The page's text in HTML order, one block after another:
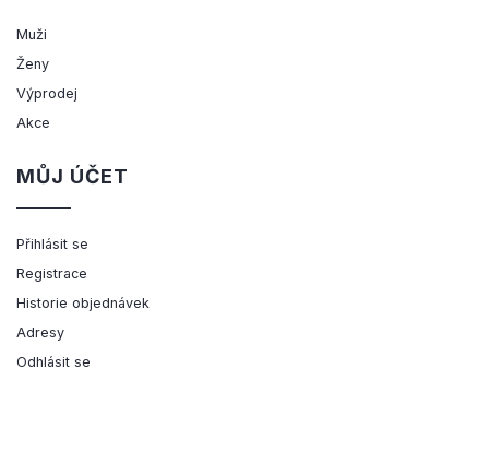
Muži
Ženy
Výprodej
Akce
MŮJ ÚČET
Přihlásit se
Registrace
Historie objednávek
Adresy
Odhlásit se